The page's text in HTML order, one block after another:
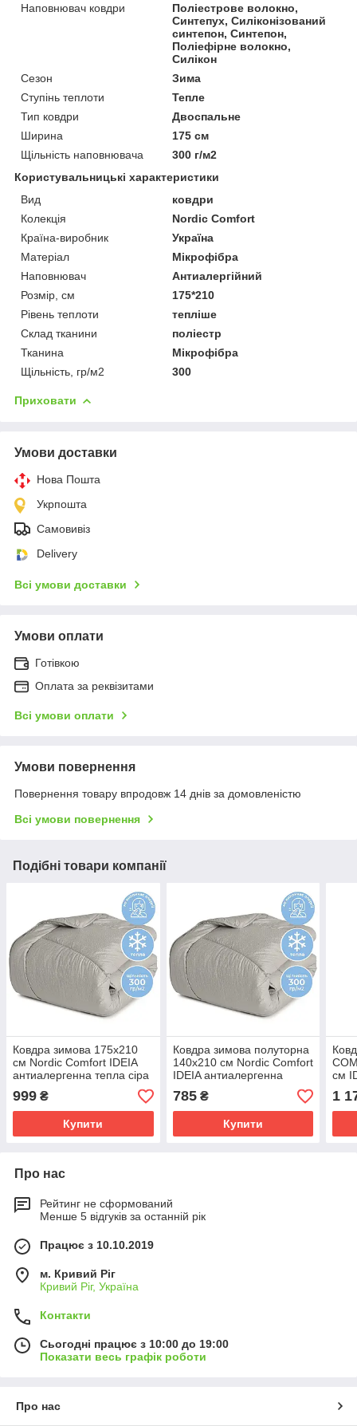
Наповнювач ковдри
Поліестрове волокно,
Синтепух, Силіконізований
синтепон, Синтепон,
Поліефірне волокно,
Силікон
Сезон
Зима
Ступінь теплоти
Тепле
Тип ковдри
Двоспальне
Ширина
175 см
Щільність наповнювача
300 г/м2
Користувальницькі характеристики
Вид
ковдри
Колекція
Nordic Comfort
Країна-виробник
Україна
Матеріал
Мікрофібра
Наповнювач
Антиалергійний
Розмір, см
175*210
Рівень теплоти
тепліше
Склад тканини
поліестр
Тканина
Мікрофібра
Щільність, гр/м2
300
Приховати
Умови доставки
Нова Пошта
Укрпошта
Самовивіз
Delivery
Всі умови доставки
Умови оплати
Готівкою
Оплата за реквізитами
Всі умови оплати
Умови повернення
Повернення товару впродовж 14 днів за домовленістю
Всі умови повернення
Подібні товари компанії
Ковдра зимова 175х210
см Nordic Comfort IDEIA
антиалергенна тепла сіра
двуспальна
999 ₴
Купити
Ковдра зимова полуторна
140x210 см Nordic Comfort
IDEIA антиалергенна
тепла сіра
785₴
Купити
см
1
Про нас
Рейтинг не сформований
Менше 5 відгуків за останній рік
Працює з 10.10.2019
м. Кривий Ріг
Кривий Ріг, Україна
Контакти
Сьогодні працює з 10:00 до 19:00
Показати весь графік роботи
Про нас